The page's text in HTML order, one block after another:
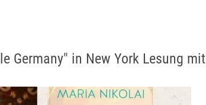
Germany" in New York Lesung mit